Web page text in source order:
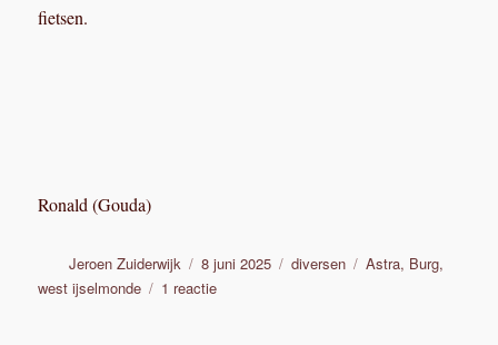
fietsen.
Ronald (Gouda)
Auteur
Jeroen Zuiderwijk
Geplaatst
op
8 juni 2025 Categorieën
diversen Tags
Astra, Burg,
west ijselmonde
1 reactieop